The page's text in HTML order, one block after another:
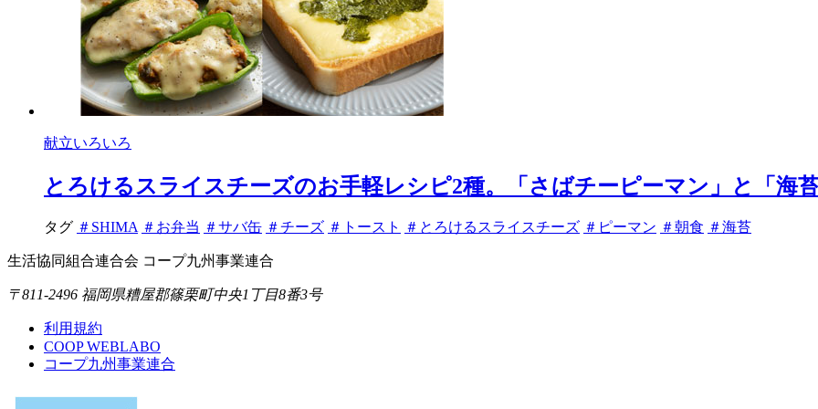
献立いろいろ
とろけるスライスチーズのお手軽レシピ2種。「さばチーピーマン」と「海
タグ ＃SHIMA ＃お弁当 ＃サバ缶 ＃チーズ ＃トースト ＃とろけるスライスチーズ ＃ピーマン ＃朝食 ＃海苔
生活協同組合連合会 コープ九州事業連合
〒811-2496 福岡県糟屋郡篠栗町中央1丁目8番3号
利用規約
COOP WEBLABO
コープ九州事業連合